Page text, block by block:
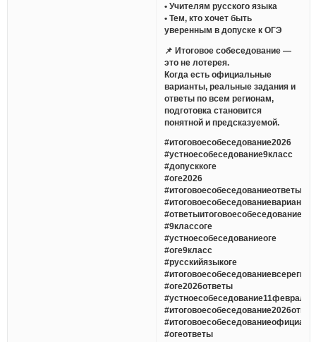
• Учителям русского языка
• Тем, кто хочет быть
уверенным в допуске к ОГЭ
📌 Итоговое собеседование —
это не лотерея.
Когда есть официальные
варианты, реальные задания и
ответы по всем регионам,
подготовка становится
понятной и предсказуемой.
#итоговоесобеседование2026
#устноесобеседование9класс
#допусккоге
#оге2026
#итоговоесобеседованиеответы
#итоговоесобеседованиеварианты
#ответыитоговоесобеседование
#9классоге
#устноесобеседованиеоге
#оге9класс
#русскийязыкоге
#оге2026ответы
#устноесобеседование11февраля
#огеответы